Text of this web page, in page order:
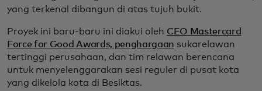
yang terkenal dibangun di atas tujuh bukit.
Proyek ini baru-baru ini diakui oleh CEO Mastercard
Force for Good Awards, penghargaan sukarelawan
tertinggi perusahaan, dan tim relawan berencana
untuk menyelenggarakan sesi reguler di pusat kota
yang dikelola kota di Besiktas.